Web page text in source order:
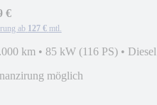
€
ab 127 € mtl.
km • 85 kW (116 PS) • Diesel
möglich